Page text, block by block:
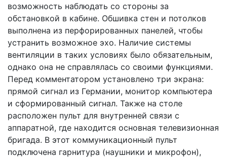
возможность наблюдать со стороны за
обстановкой в кабине. Обшивка стен и потолков
выполнена из перфорированных панелей, чтобы
устранить возможное эхо. Наличие системы
вентиляции в таких условиях было обязательным,
однако она не справлялась со своими функциями.
Перед комментатором установлено три экрана:
прямой сигнал из Германии, монитор компьютера
и сформированный сигнал. Также на столе
расположен пульт для внутренней связи с
аппаратной, где находится основная телевизионная
бригада. В этот коммуникационный пульт
подключена гарнитура (наушники и микрофон),